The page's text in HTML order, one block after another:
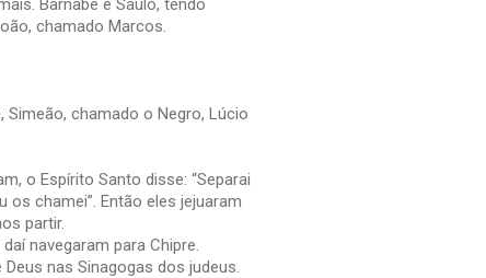
Barnabé e Saulo, tendo
chamado Marcos.
Simeão, chamado o Negro, Lúcio
o Espírito Santo disse: “Separai
chamei”. Então eles jejuaram
partir.
navegaram para Chipre.
nas Sinagogas dos judeus.